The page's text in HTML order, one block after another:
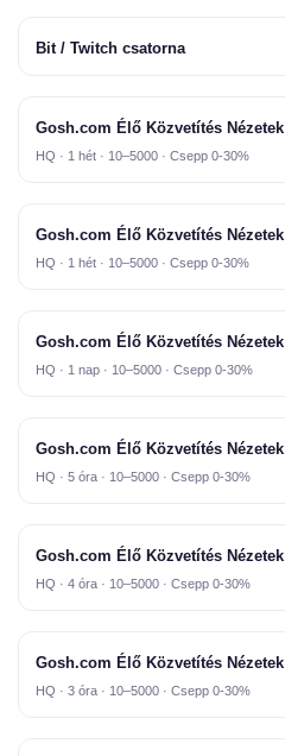
Bit / Twitch csatorna
Gosh.com Élő Közvetítés Nézetek
HQ · 1 hét · 10–5000 · Csepp 0-30%
Gosh.com Élő Közvetítés Nézetek
HQ · 1 hét · 10–5000 · Csepp 0-30%
Gosh.com Élő Közvetítés Nézetek
HQ · 1 nap · 10–5000 · Csepp 0-30%
Gosh.com Élő Közvetítés Nézetek
HQ · 5 óra · 10–5000 · Csepp 0-30%
Gosh.com Élő Közvetítés Nézetek
HQ · 4 óra · 10–5000 · Csepp 0-30%
Gosh.com Élő Közvetítés Nézetek
HQ · 3 óra · 10–5000 · Csepp 0-30%